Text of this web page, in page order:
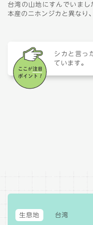
台湾の山地にすんでいま
本産のニホンジカと異なり
シカと言っ
ています。
生息地 台湾